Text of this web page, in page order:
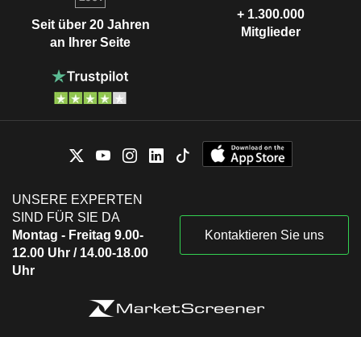
Seit über 20 Jahren
an Ihrer Seite
+ 1.300.000
Mitglieder
UNSERE EXPERTEN
SIND FÜR SIE DA
Montag - Freitag 9.00-
12.00 Uhr / 14.00-18.00
Uhr
Kontaktieren Sie uns